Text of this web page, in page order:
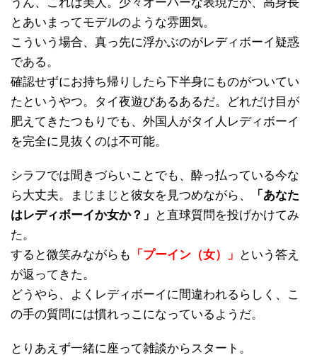
とあいまってモデルのような雰囲気。
こういう場合、真っ先に浮かぶのがレディボーイ疑惑
である。
確認せずにお持ち帰りしたら下半身にものがついてい
たというやつ。タイ夜遊びあるあるだ。どれだけ目が
肥えてきたつもりでも、外国人がタイ人レディボーイ
を完全に見抜くのは不可能。
シラフでは聞きづらいことでも、酔っ払っている今な
ら大丈夫。まじまじと彼女を見つめながら、
「あなた
はレディボーイか女か？」
と直球質問を投げかけてみ
た。
すると微笑みながらも
「プーイン（女）」
という答え
が返ってきた。
どうやら、よくレディボーイに間違われるらしく、こ
の手の質問には慣れっこになっているようだ。
とりあえず一緒に座って雑談からスタート。